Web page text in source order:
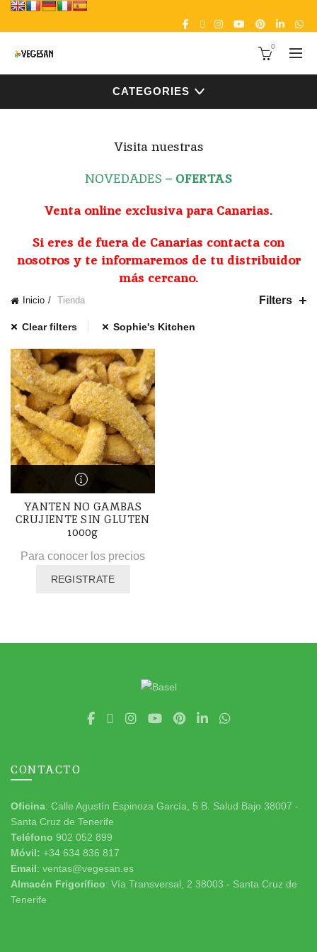
0
CATEGORIES
Visita nuestras
NOVEDADES – OFERTAS
Venta online exclusiva para Canarias.
Si eres de fuera de Canarias contacta con
nosotros y te informaremos de tu distribuidor
más cercano.
Inicio Tienda Filters
Clear filters Sophie's Kitchen
YANTEN NO GAMBAS
CRUJIENTE SIN GLUTEN
1000g
Para conocer los precios
REGISTRATE
CONTACTO
Oficina: Calle Agustín Espinoza García, 5 B. Salud Bajo 38007 -
Santa Cruz de Tenerife
Teléfono 902 052 899
Móvil: +34 634 836 817
Email: ventas@vegesan.es
Almacén Frigorífico: Vía Transversal, 2 38003 - Santa Cruz de
Tenerife